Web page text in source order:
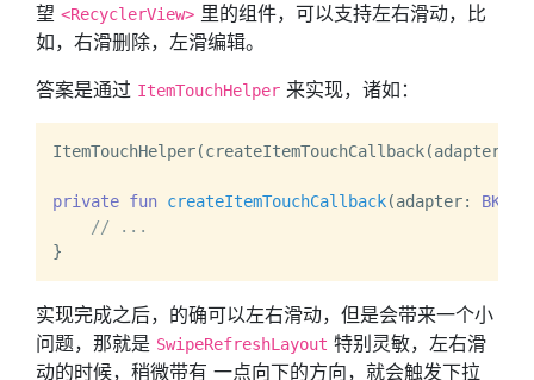
望 <RecyclerView> 里的组件，可以支持左右滑动，比
如，右滑删除，左滑编辑。
答案是通过 ItemTouchHelper 来实现，诸如：
private fun createItemTouchCallback(adapter:
// ...
实现完成之后，的确可以左右滑动，但是会带来一个小
问题，那就是 SwipeRefreshLayout 特别灵敏，左右滑
动的时候，稍微带有 一点向下的方向，就会触发下拉